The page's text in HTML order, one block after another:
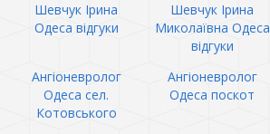
Шевчук Ірина
Одеса відгуки
Шевчук Ірина
Миколаївна Одеса
відгуки
Ангіоневролог
Одеса сел.
Котовського
Ангіоневролог
Одеса поскот